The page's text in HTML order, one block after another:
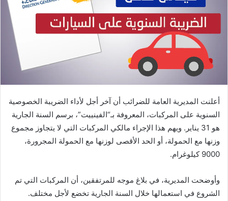
أعلنت المديرية العامة للضرائب أن آخر أجل لأداء الضريبة الخصوصية
السنوية على المركبات، المعروفة بـ“الفينييت”، برسم السنة الجارية
هو 31 يناير. ويهم هذا الإجراء مالكي المركبات التي لا يتجاوز مجموع
وزنها مع الحمولة، أو الحد الأقصى لوزنها مع الحمولة المجرورة،
9000 كيلوغرام.
وأوضحت المديرية، في بلاغ موجه للمرتفقين، أن المركبات التي تم
الشروع في استعمالها خلال السنة الجارية تخضع لأجل مختلف.